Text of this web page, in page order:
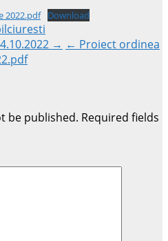
2022.pdf Download
→ ← Proiect ordinea
be published. Required fields